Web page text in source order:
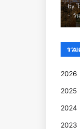
by
- วั
รวม
2026
2025
2024
2023